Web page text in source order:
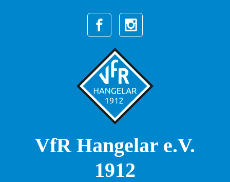
Zum Hauptinhalt springen
VfR Hangelar e.V.
1912